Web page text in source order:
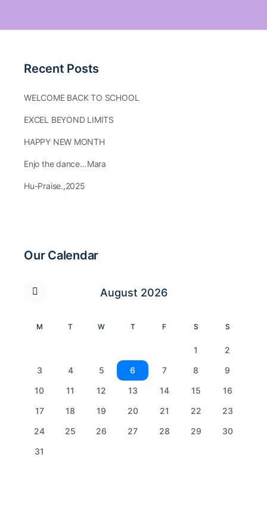
Recent Posts
WELCOME BACK TO SCHOOL
EXCEL BEYOND LIMITS
HAPPY NEW MONTH
Enjo the dance…Mara
Hu-Praise.,2025
Our Calendar
August 2026
M T W T F S S
1
2
3
4 5 6 7 8
9
10
11 12 13 14 15
16
17
18 19 20 21 22
23
24
25 26 27 28 29
30
31